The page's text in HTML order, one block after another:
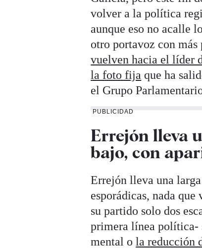
volver a la política
aunque eso no acalle
otro portavoz con
vuelven hacia el líder
la foto fija que ha
el Grupo
PUBLICIDAD
Errejón lleva
bajo, con
Errejón lleva una
esporádicas, nada
su partido solo dos
primera línea política-
mental ola reducción